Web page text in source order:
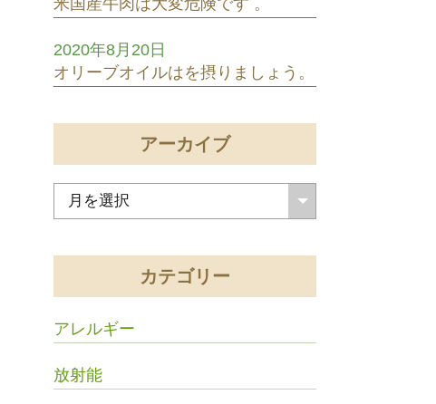
オリーブオイルはを摂りましょう。
2020年8月20日
アーカイブ
カテゴリー
アレルギー
放射能